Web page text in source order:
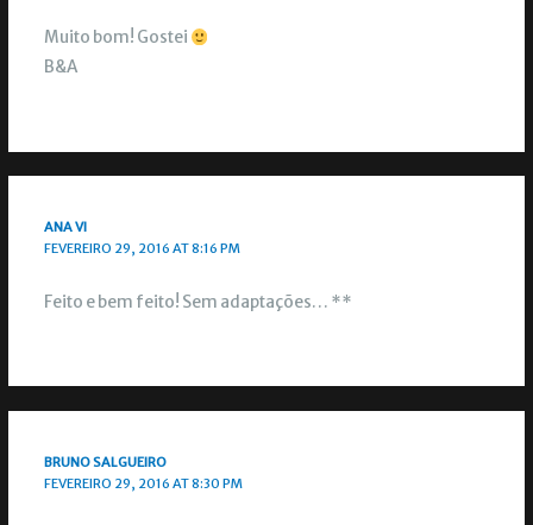
Muito bom! Gostei
B&A
ANA VI
FEVEREIRO 29, 2016 AT 8:16 PM
Feito e bem feito! Sem adaptações… **
BRUNO SALGUEIRO
FEVEREIRO 29, 2016 AT 8:30 PM